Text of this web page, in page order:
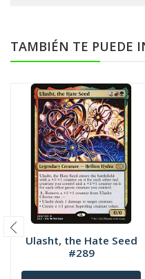
TAMBIÉN TE PUEDE
Ulasht, the Hate Seed
#289